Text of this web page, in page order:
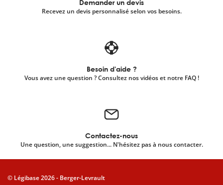
Demander un devis
Recevez un devis personnalisé selon vos besoins.
Besoin d'aide ?
Vous avez une question ? Consultez nos vidéos et notre FAQ !
Contactez-nous
Une question, une suggestion... N'hésitez pas à nous contacter.
© Légibase 2026 - Berger-Levrault